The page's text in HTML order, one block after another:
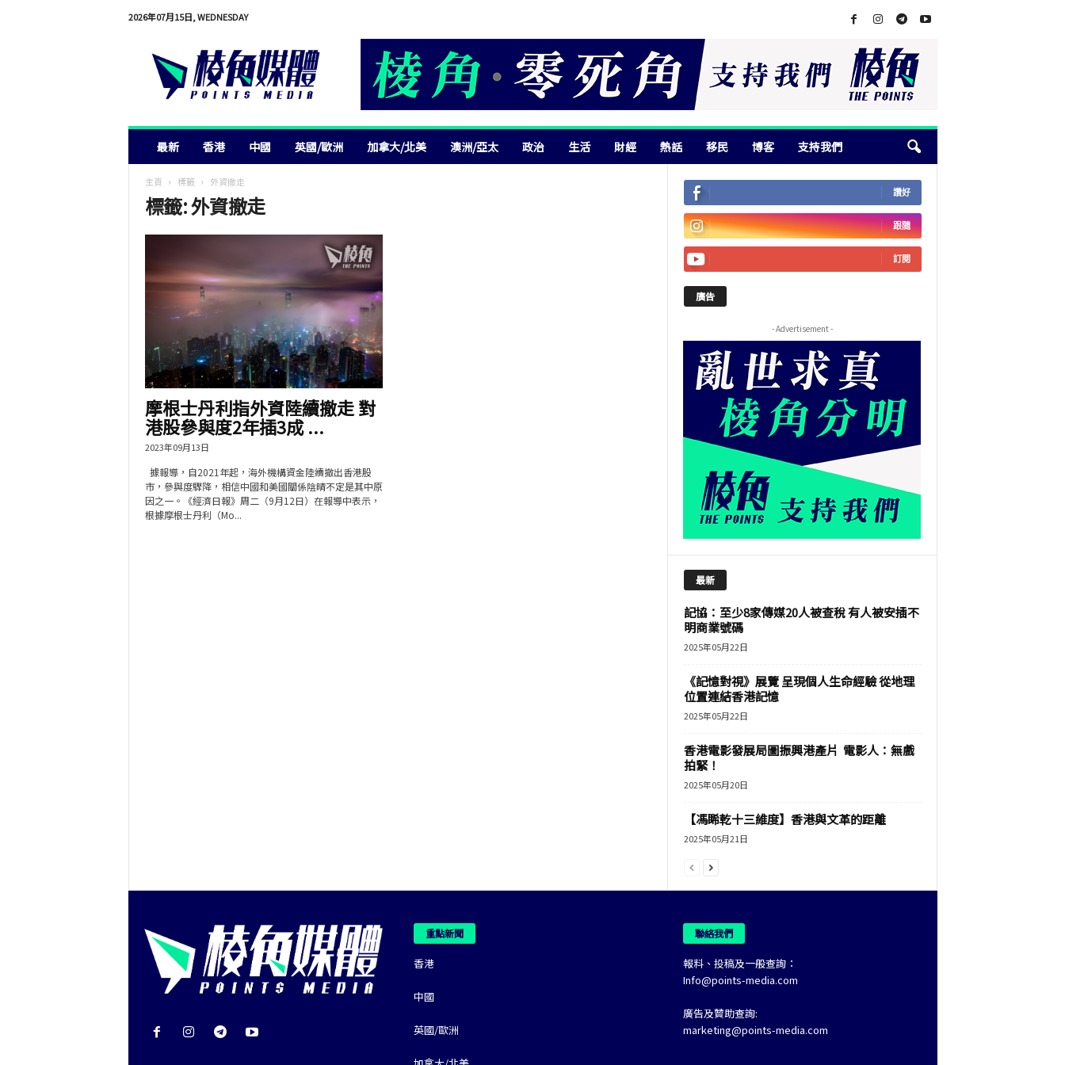
2026年07月15日, WEDNESDAY
最新 香港 中國 英國/歐洲 加拿大/北美 澳洲/亞太 政治 生活 財經 熱話 移民 博客 支持我們
主頁 標籤 外資撤走
標籤: 外資撤走
摩根士丹利指外資陸續撤走 對
港股參與度2年插3成 ...
2023年09月13日
據報導，自2021年起，海外機構資金陸續撤出香港股
市，參與度驟降，相信中國和美國關係陰晴不定是其中原
因之一。《經濟日報》周二（9月12日）在報導中表示，
根據摩根士丹利（Mo...
讚好
跟隨
訂閱
廣告
- Advertisement -
最新
記協：至少8家傳媒20人被查稅 有人被安插不
明商業號碼
2025年05月22日
《記憶對視》展覽 呈現個人生命經驗 從地理
位置連結香港記憶
2025年05月22日
香港電影發展局圖振興港產片 電影人：無戲
拍緊！
2025年05月20日
【馮睎乾十三維度】香港與文革的距離
2025年05月21日
重點新聞
香港
中國
英國/歐洲
聯絡我們
報料、投稿及一般查詢：
Info@points-media.com
廣告及贊助查詢:
marketing@points-media.com